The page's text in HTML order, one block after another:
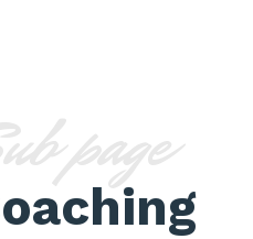
Sub page